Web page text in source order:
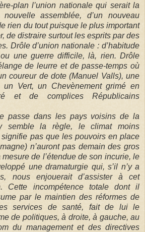
plan l’union nationale qui serait la
nouvelle assemblée, d’un nouveau
rien du tout puisque le plus important
de distraire surtout les esprits par des
Drôle d’union nationale : d’habitude
une guerre difficile, là, rien. Drôle
de leurre et de passe-temps où
coureur de dote (Manuel Valls), une
un Vert, un Chevènement grimé en
et de complices Républicains
passe dans les pays voisins de la
semble la règle, le climat moins
pas que les pouvoirs en place
n’auront pas demain des gros
de l’étendue de son incurie, le
une dramaturgie qui, s’il n’y a
nous enjouerait d’assister à cet
Cette incompétence totale dont il
par le maintien des réformes de
services de santé, fait de lui le
de politiques, à droite, à gauche, au
du management et des directives